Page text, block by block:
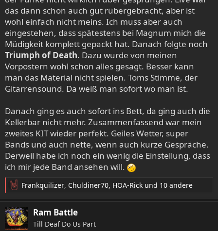
das dann schon auch gut rübergebracht, aber ist
wohl einfach nicht meins. Ich muss aber auch
eingestehen, dass spätestens bei Magnum mich die
Müdigkeit komplett gepackt hat. Danach folgte noch
Triumph of Death. Dazu wurde von meinen
Vorpostern wohl schon alles gesagt. Besser kann
man das Material nicht spielen. Toms Stimme, der
Gitarrensound. Da weiß man sofort wo man ist.
Danach ging es auch sofort ins Bett, da ging auch die
Kellerbar nicht mehr. Zusammenfassend war mein
zweites KIT wieder perfekt. Geiles Wetter, super
Bands und auch nette, wenn auch kurze Gespräche.
Derweil habe ich noch ein wenig die Einstellung, dass
ich mir jede Band ansehen will.
R
e
a
k
t
Frankquilizer, Chuldiner70, HOA-Rick und 10 andere
Ram Battle
Till Deaf Do Us Part